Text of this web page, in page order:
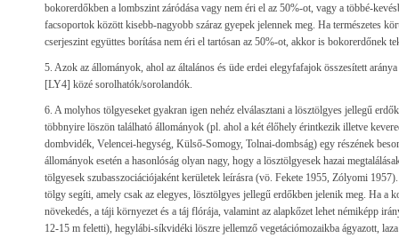
bokorerdőkben a lombszint záródása vagy nem éri el az 50%-ot, vagy a többé-
facsoportok között kisebb-nagyobb száraz gyepek jelennek meg. Ha természetes
cserjeszint együttes borítása nem éri el tartósan az 50%-ot, akkor is bokorerdőnek
5. Azok az állományok, ahol az általános és üde erdei elegyfafajok összesített
[LY4] közé sorolhatók/sorolandók.
6. A molyhos tölgyeseket gyakran igen nehéz elválasztani a lösztölgyes jellegű
többnyire löszön található állományok (pl. ahol a két élőhely érintkezik illetve
dombvidék, Velencei-hegység, Külső-Somogy, Tolnai-dombság) egy részének
állományok esetén a hasonlóság olyan nagy, hogy a lösztölgyesek hazai
tölgyesek szubasszociációjaként kerületek leírásra (vö. Fekete 1955, Zólyomi
tölgy segíti, amely csak az elegyes, lösztölgyes jellegű erdőkben jelenik meg. Ha a
növekedés, a táji környezet és a táj flórája, valamint az alapkőzet lehet némiképp
12-15 m feletti), hegylábi-síkvidéki löszre jellemző vegetációmozaikba ágyazott,